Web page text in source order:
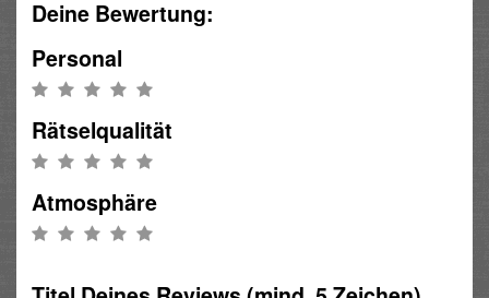
Deine Bewertung:
Personal
Rätselqualität
Atmosphäre